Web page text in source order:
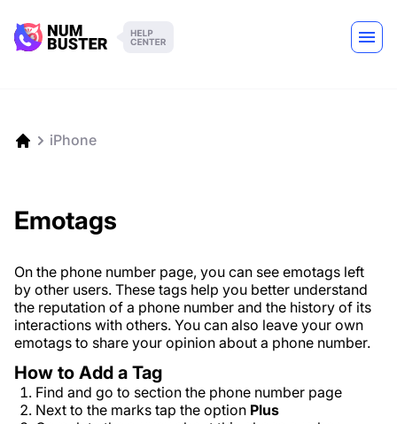
iPhone
Emotags
On the phone number page, you can see emotags left
by other users. These tags help you better understand
the reputation of a phone number and the history of its
interactions with others. You can also leave your own
emotags to share your opinion about a phone number.
How to Add a Tag
Find and go to section the phone number page
Next to the marks tap the option Plus